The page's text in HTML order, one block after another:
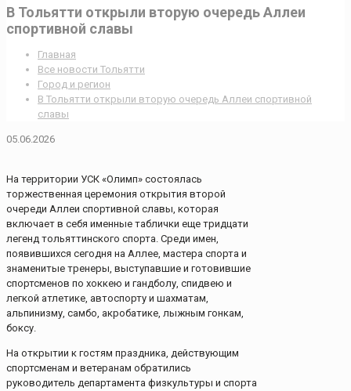
В Тольятти открыли вторую очередь Аллеи
спортивной славы
Главная
Все новости Тольятти
Город и регион
В Тольятти открыли вторую очередь Аллеи спортивной
славы
05.06.2026
На территории УСК «Олимп» состоялась
торжественная церемония открытия второй
очереди Аллеи спортивной славы, которая
включает в себя именные таблички еще тридцати
легенд тольяттинского спорта. Среди имен,
появившихся сегодня на Аллее, мастера спорта и
знаменитые тренеры, выступавшие и готовившие
спортсменов по хоккею и гандболу, спидвею и
легкой атлетике, автоспорту и шахматам,
альпинизму, самбо, акробатике, лыжным гонкам,
боксу.
На открытии к гостям праздника, действующим
спортсменам и ветеранам обратились
руководитель департамента физкультуры и спорта